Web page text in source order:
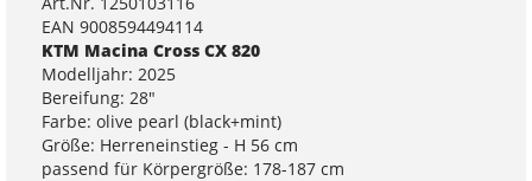
EAN 9008594494114
KTM Macina Cross CX 820
Modelljahr: 2025
Bereifung: 28"
Farbe: olive pearl (black+mint)
Größe: Herreneinstieg - H 56 cm
passend für Körpergröße: 178-187 cm